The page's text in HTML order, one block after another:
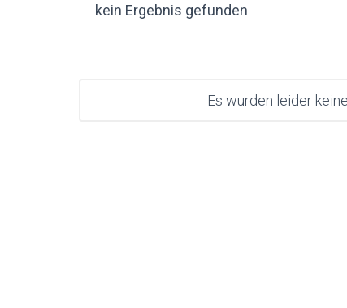
kein Ergebnis gefunden
Es wurden leider